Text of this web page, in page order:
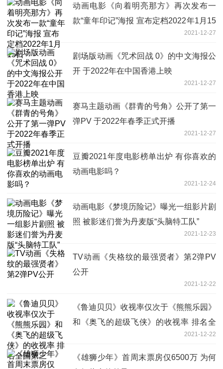
动画电影《向着明亮那方》再次发布一
款“童年印记”海报 宣布定档2022年1月15
2021-12-27
剧场版动画《咒术回战 0》的中文海报公
开 于2022年在中国香港上映
2021-12-27
赛马主题动画《群青的号角》公开了第一
弹PV 于2022年春季正式开播
2021-12-27
豆瓣2021年度电影榜单出炉 有你喜欢的
动画电影吗？
2021-12-24
动画电影《梦境历险记》曝光一组影片剧
照 被影迷们誉为丹麦版“头脑特工队”
2021-12-23
TV动画《失格纹的最强贤者》第2弹PV
公开
2021-12-22
《鲁迪贝贝》收视率仅次于《熊熊乐园》
和《奥飞的超级飞侠》的收视率 排名全
2021-12-22
《雄狮少年》首周末票房仅6500万 为何